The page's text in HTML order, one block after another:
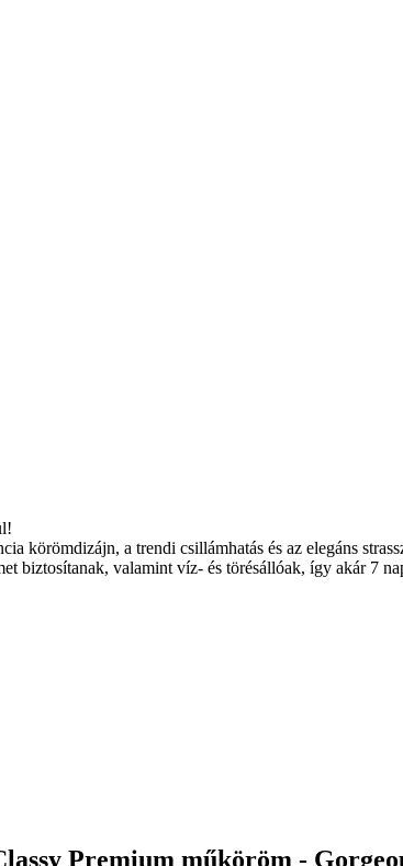
körömdizájn, a trendi csillámhatás és az elegáns
biztosítanak, valamint víz- és törésállóak, így akár 7
Premium műköröm -